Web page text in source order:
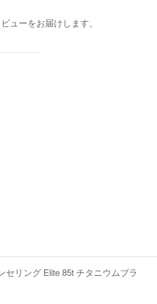
ューをお届けします。
リング Elite 85t チタニウムブラ